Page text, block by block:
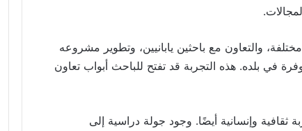
والتعاون مع باحثين يابانيين، وتطوير مشروعه
في بلده. هذه التجربة قد تفتح للباحث أبواب تعاون
ثقافية وإنسانية أيضًا. وجود جولة دراسية إلى